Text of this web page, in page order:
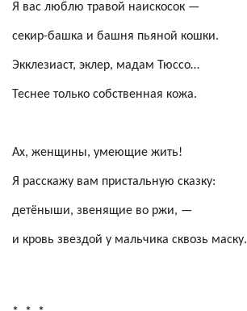
Я вас люблю травой наискосок —
секир-башка и башня пьяной кошки.
Экклезиаст, эклер, мадам Тюссо…
Теснее только собственная кожа.
Ах, женщины, умеющие жить!
Я расскажу вам пристальную сказку:
детёныши, звенящие во ржи, —
и кровь звездой у мальчика сквозь маску.